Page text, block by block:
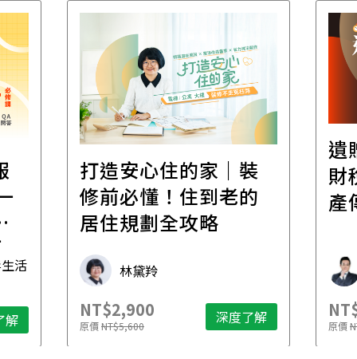
活
解
打造安心住的家｜裝
修前必懂！住到老的
居住規劃全攻略
林黛羚
NT$2,900
原價NT$5,600 深度了解
遺
財
產
原價